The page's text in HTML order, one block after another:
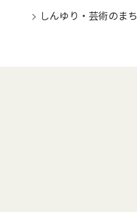
しんゆり・芸術のまち